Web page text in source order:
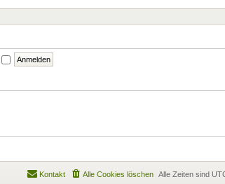
Alle Zeiten sind
Alle Cookies löschen
Kontakt